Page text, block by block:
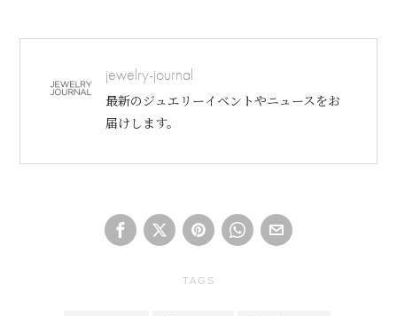
jewelry-journal
最新のジュエリーイベントやニュースをお
届けします。
TAGS